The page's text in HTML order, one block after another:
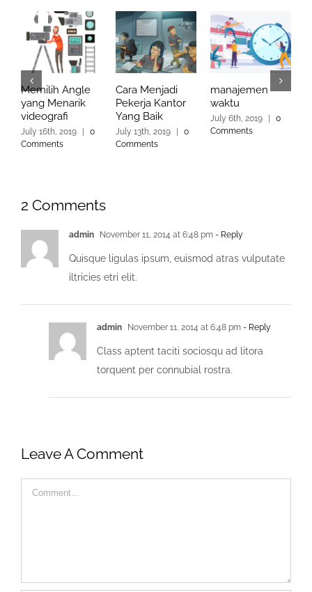
Memilih Angle
yang Menarik
videografi
July 16th, 2019
0
Comments
Cara Menjadi
Pekerja Kantor
Yang Baik
July 13th, 2019
0
Comments
manajemen
waktu
July 6th, 2019
0
Comments
2 Comments
admin November 11, 2014 at 6:48 pm - Reply
Quisque ligulas ipsum, euismod atras vulputate
iltricies etri elit.
admin November 11, 2014 at 6:48 pm - Reply
Class aptent taciti sociosqu ad litora
torquent per connubial rostra.
Leave A Comment
Comment